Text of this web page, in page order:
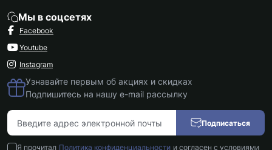
Мы в соцсетях
Facebook
Youtube
Instagram
Узнавайте первым об акциях и скидках
Подпишитесь на нашу e-mail рассылку
Подписаться
Я прочитал Политика конфиденциальности и согласен с условиями